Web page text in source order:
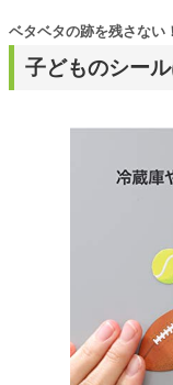
子どものシー
ベタベタの跡を残さない！